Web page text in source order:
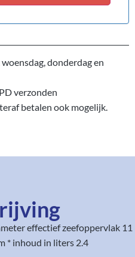
donderdag en
verzonden
betalen ook mogelijk.
effectief zeefoppervlak 11
* inhoud in liters 2.4